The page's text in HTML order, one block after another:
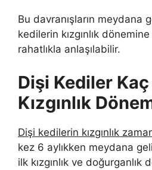
Bu davranışların meydana
kedilerin kızgınlık
rahatlıkla anlaşılabilir.
Dişi Kediler Kaç
Kızgınlık
Dişi kedilerin kızgınlık
kez 6 aylıkken meydana
ilk kızgınlık ve